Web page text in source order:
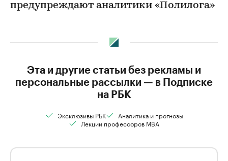
предупреждают аналитики «Полилога»
Эта и другие статьи без рекламы и
персональные рассылки — в Подписке
на РБК
Эксклюзивы РБК
Аналитика и прогнозы
Лекции профессоров MBA